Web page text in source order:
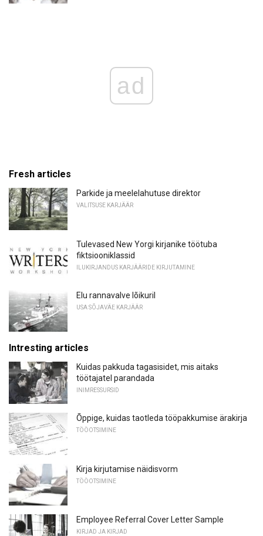
ad
Fresh articles
Parkide ja meelelahutuse direktor
VALITSUSE KARJÄÄR
Tulevased New Yorgi kirjanike töötuba
fiktsiooniklassid
ILUKIRJANDUS KARJÄÄRIDE KIRJUTAMINE
Elu rannavalve lõikuril
USA SÕJAVÄE KARJÄÄR
Intresting articles
Kuidas pakkuda tagasisidet, mis aitaks
töötajatel parandada
INIMRESSURSID
Õppige, kuidas taotleda tööpakkumise ärakirja
TÖÖOTSIMINE
Kirja kirjutamise näidisvorm
TÖÖOTSIMINE
Employee Referral Cover Letter Sample
KIRJAD JA KIRJAD